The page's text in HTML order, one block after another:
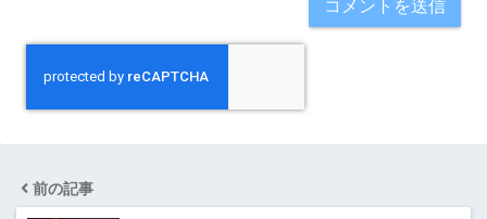
前の記事